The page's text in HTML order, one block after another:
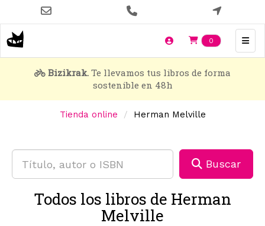
contenido
principal
0 Items en
Bizikrak. Te llevamos tus libros de forma
sostenible en 48h
Tienda online Herman Melville
Buscar
Todos los libros de Herman
Melville